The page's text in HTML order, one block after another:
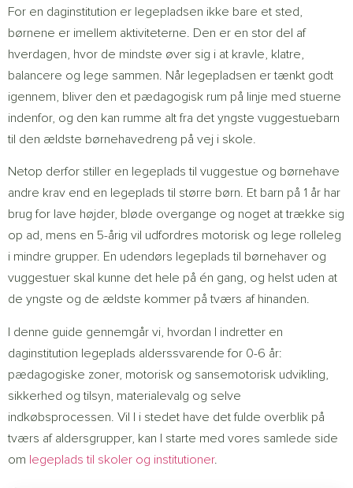
For en daginstitution er legepladsen ikke bare et sted,
børnene er imellem aktiviteterne. Den er en stor del af
hverdagen, hvor de mindste øver sig i at kravle, klatre,
balancere og lege sammen. Når legepladsen er tænkt godt
igennem, bliver den et pædagogisk rum på linje med stuerne
indenfor, og den kan rumme alt fra det yngste vuggestuebarn
til den ældste børnehavedreng på vej i skole.
Netop derfor stiller en legeplads til vuggestue og børnehave
andre krav end en legeplads til større børn. Et barn på 1 år har
brug for lave højder, bløde overgange og noget at trække sig
op ad, mens en 5-årig vil udfordres motorisk og lege rolleleg
i mindre grupper. En udendørs legeplads til børnehaver og
vuggestuer skal kunne det hele på én gang, og helst uden at
de yngste og de ældste kommer på tværs af hinanden.
I denne guide gennemgår vi, hvordan I indretter en
daginstitution legeplads alderssvarende for 0-6 år:
pædagogiske zoner, motorisk og sansemotorisk udvikling,
sikkerhed og tilsyn, materialevalg og selve
indkøbsprocessen. Vil I i stedet have det fulde overblik på
tværs af aldersgrupper, kan I starte med vores samlede side
om legeplads til skoler og institutioner.